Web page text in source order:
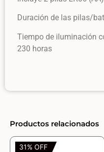
Duración de las pilas/
Tiempo de iluminación
230 horas
Productos relacionados
31% OFF